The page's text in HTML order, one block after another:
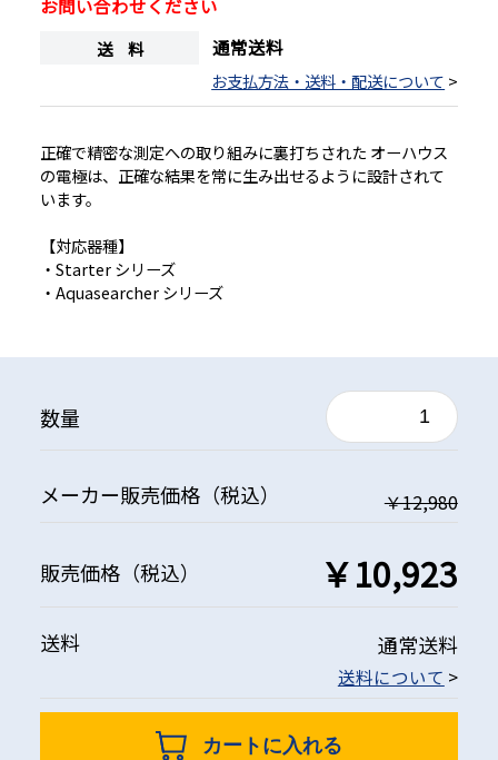
お問い合わせください
送 料 通常送料
お支払方法・送料・配送について >
正確で精密な測定への取り組みに裏打ちされた オーハウス
の電極は、正確な結果を常に生み出せるように設計されて
います。
【対応器種】
・Starter シリーズ
・Aquasearcher シリーズ
数量
メーカー販売価格（税込） ￥12,980
販売価格（税込） ￥10,923
送料 通常送料
送料について >
カートに入れる